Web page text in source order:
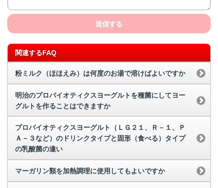
送信する
関連するFAQ
粉ミルク（ほほえみ）は何度のお湯で溶けばよいですか
明治のプロバイオティクスヨーグルトを種菌にしてヨー
グルトを作ることはできますか
プロバイオティクスヨーグルト（ＬＧ２１、Ｒ－１、Ｐ
Ａ－３など）のドリンクタイプと固形（食べる）タイプ
の乳酸菌の違い
マーガリン類を加熱調理に使用してもよいですか